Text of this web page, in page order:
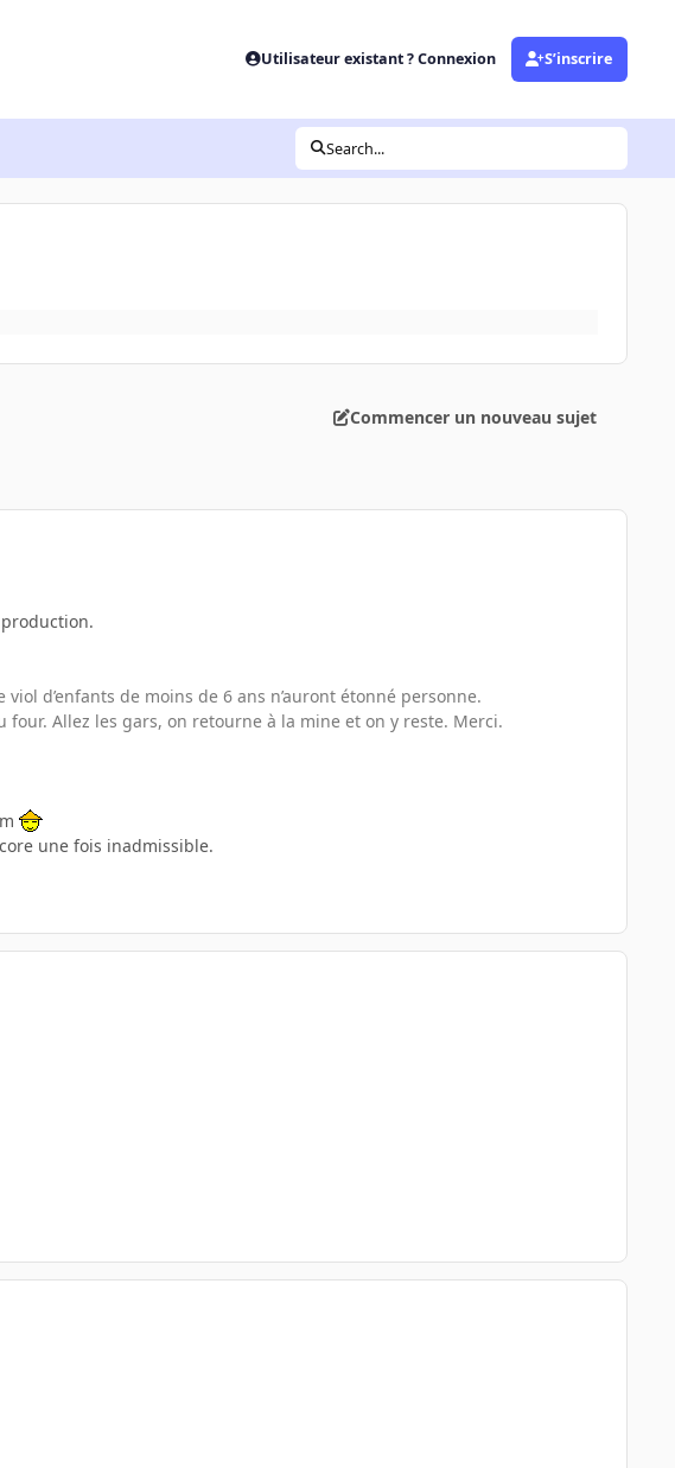
Utilisateur existant ? Connexion S’inscrire
Search...
Commencer un nouveau sujet
d’enfants de moins de 6 ans n’auront étonné personne.
Allez les gars, on retourne à la mine et on y reste. Merci.
une fois inadmissible.